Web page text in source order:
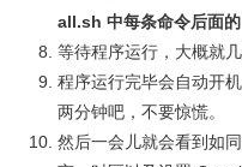
all.sh 中每条命令后面的
等待程序运行，大概就几
程序运行完毕会自动开
两分钟吧，不要惊慌。
然后一会儿就会看到如